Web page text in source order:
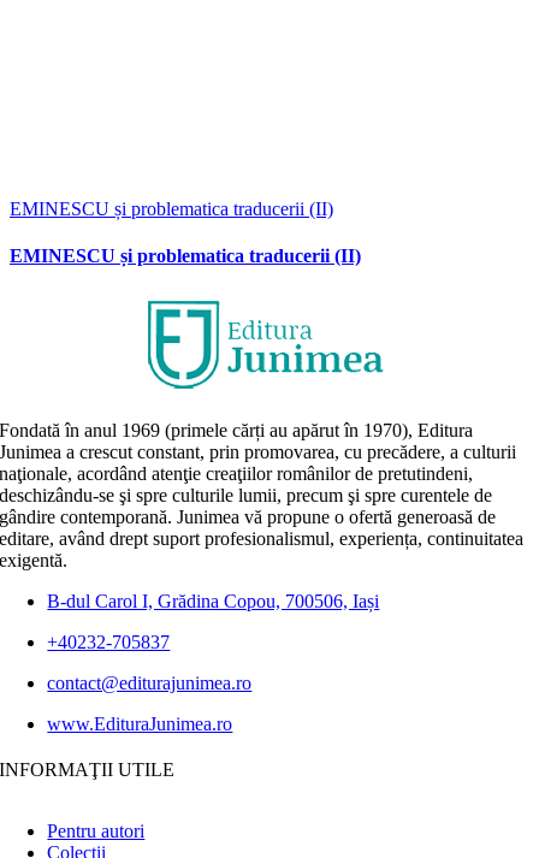
EMINESCU și problematica traducerii (II)
EMINESCU și problematica traducerii (II)
Fondată în anul 1969 (primele cărți au apărut în 1970), Editura
Junimea a crescut constant, prin promovarea, cu precădere, a culturii
naţionale, acordând atenţie creaţiilor românilor de pretutindeni,
deschizându-se şi spre culturile lumii, precum şi spre curentele de
gândire contemporană. Junimea vă propune o ofertă generoasă de
editare, având drept suport profesionalismul, experiența, continuitatea
exigentă.
B-dul Carol I, Grădina Copou, 700506, Iași
+40232-705837
contact@editurajunimea.ro
www.EdituraJunimea.ro
INFORMAŢII UTILE
Pentru autori
Colecţii